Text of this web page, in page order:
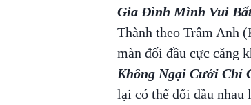
Gia Đình Mình Vui
Thành theo Trâm Anh
màn đối đầu cực căng
Không Ngại Cưới Chỉ
lại có thể đối đầu nhau